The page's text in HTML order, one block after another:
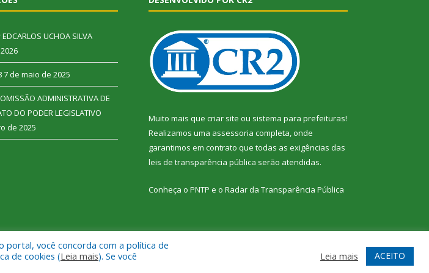
UCHOA SILVA
7 de maio de 2025
ADMINISTRATIVA DE
DO PODER LEGISLATIVO
de 2025
Muito mais que criar site ou sistema para prefeituras!
Realizamos uma assessoria completa, onde
garantimos em contrato que todas as exigências das
leis de transparência pública serão atendidas.
Conheça o PNTP e o Radar da Transparência Pública
Mapa do Site Acessar Webmail
portal, você concorda com a política de
de cookies (Leia mais). Se você
Leia mais ACEITO